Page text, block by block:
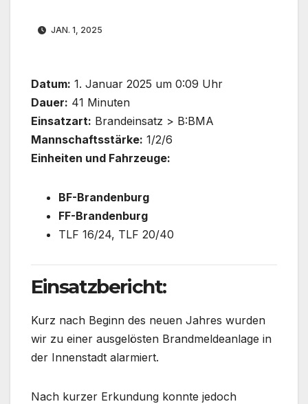
JAN. 1, 2025
Datum: 1. Januar 2025 um 0:09 Uhr
Dauer: 41 Minuten
Einsatzart: Brandeinsatz > B:BMA
Mannschaftsstärke: 1/2/6
Einheiten und Fahrzeuge:
BF-Brandenburg
FF-Brandenburg
TLF 16/24, TLF 20/40
Einsatzbericht:
Kurz nach Beginn des neuen Jahres wurden
wir zu einer ausgelösten Brandmeldeanlage in
der Innenstadt alarmiert.
Nach kurzer Erkundung konnte jedoch